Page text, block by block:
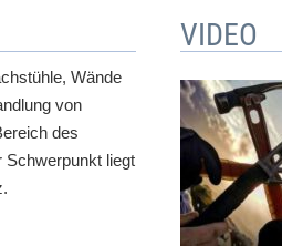
Wände
von
des
Schwerpunkt liegt
VIDEO